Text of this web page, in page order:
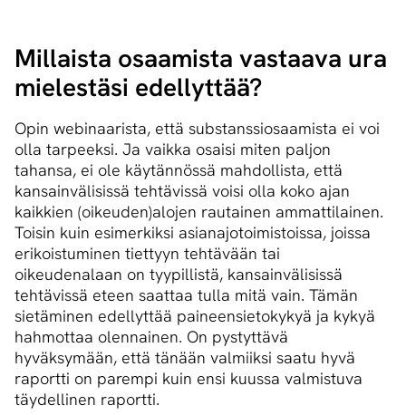
Millaista osaamista vastaava ura
mielestäsi edellyttää?
Opin webinaarista, että substanssiosaamista ei voi
olla tarpeeksi. Ja vaikka osaisi miten paljon
tahansa, ei ole käytännössä mahdollista, että
kansainvälisissä tehtävissä voisi olla koko ajan
kaikkien (oikeuden)alojen rautainen ammattilainen.
Toisin kuin esimerkiksi asianajotoimistoissa, joissa
erikoistuminen tiettyyn tehtävään tai
oikeudenalaan on tyypillistä, kansainvälisissä
tehtävissä eteen saattaa tulla mitä vain. Tämän
sietäminen edellyttää paineensietokykyä ja kykyä
hahmottaa olennainen. On pystyttävä
hyväksymään, että tänään valmiiksi saatu hyvä
raportti on parempi kuin ensi kuussa valmistuva
täydellinen raportti.